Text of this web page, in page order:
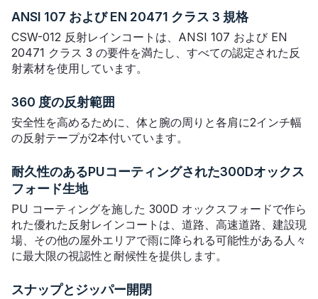
ANSI 107 および EN 20471 クラス 3 規格
CSW-012 反射レインコートは、ANSI 107 および EN
20471 クラス 3 の要件を満たし、すべての認定された反
射素材を使用しています。
360 度の反射範囲
安全性を高めるために、体と腕の周りと各肩に2インチ幅
の反射テープが2本付いています。
耐久性のあるPUコーティングされた300Dオックス
フォード生地
PU コーティングを施した 300D オックスフォードで作ら
れた優れた反射レインコートは、道路、高速道路、建設現
場、その他の屋外エリアで雨に降られる可能性がある人々
に最大限の視認性と耐候性を提供します。
スナップとジッパー開閉